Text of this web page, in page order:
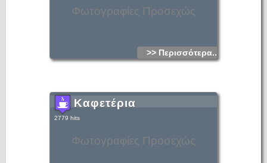
Φωτογραφίες Προσεχώς
>> Περισσότερα...
Φωτογραφίες Προσεχώς
Καφετέρια
2779 hits